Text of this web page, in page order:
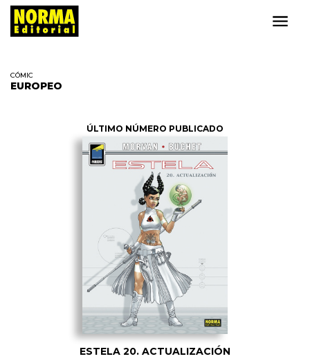
CÓMIC
EUROPEO
ÚLTIMO NÚMERO PUBLICADO
ESTELA 20. ACTUALIZACIÓN